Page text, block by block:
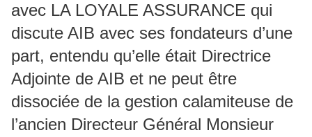
avec LA LOYALE ASSURANCE qui
discute AIB avec ses fondateurs d’une
part, entendu qu’elle était Directrice
Adjointe de AIB et ne peut être
dissociée de la gestion calamiteuse de
l’ancien Directeur Général Monsieur